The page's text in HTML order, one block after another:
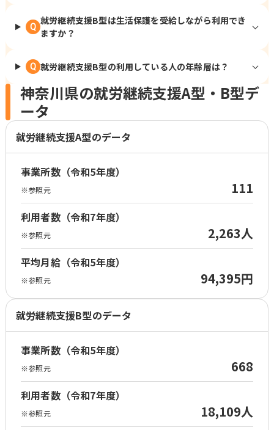
Q
就労継続支援B型は生活保護を受給しながら利用でき
ますか？
Q 就労継続支援B型の利用している人の年齢層は？
神奈川県の就労継続支援A型・B型デ
ータ
就労継続支援A型のデータ
事業所数（令和5年度）
※参照元 111
利用者数（令和7年度）
※参照元 2,263人
平均月給（令和5年度）
※参照元 94,395円
就労継続支援B型のデータ
事業所数（令和5年度）
※参照元 668
利用者数（令和7年度）
※参照元 18,109人